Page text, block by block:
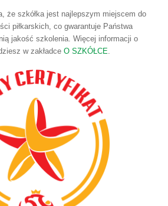
że szkółka jest najlepszym miejscem do
piłkarskich, co gwarantuje Państwa
jakość szkolenia. Więcej informacji o
w zakładce O SZKÓŁCE